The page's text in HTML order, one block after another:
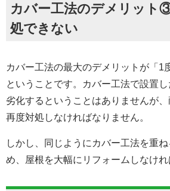
カバー工法のデメリット
処できない
カバー工法の最大のデメリットが「1
ということです。カバー工法で設置
劣化するということはありませんが
再度対処しなければなりません。
しかし、同じようにカバー工法を重
め、屋根を大幅にリフォームしなけれ